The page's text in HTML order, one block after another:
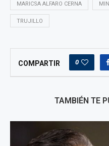
MARICSA ALFARO CERNA
TRUJILLO
COMPARTIR 0
TAMBIÉN TE